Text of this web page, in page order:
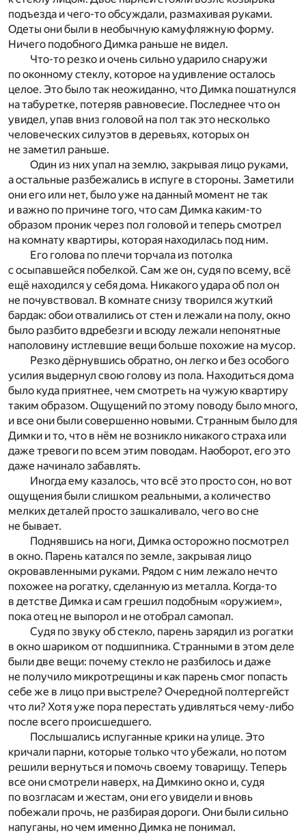
подъезда и чего-то обсуждали, размахивая руками.
Одеты они были в необычную камуфляжную форму.
Ничего подобного Димка раньше не видел.
Что-то резко и очень сильно ударило снаружи
по оконному стеклу, которое на удивление осталось
целое. Это было так неожиданно, что Димка пошатнулся
на табуретке, потеряв равновесие. Последнее что он
увидел, упав вниз головой на пол так это несколько
человеческих силуэтов в деревьях, которых он
не заметил раньше.
Один из них упал на землю, закрывая лицо руками,
а остальные разбежались в испуге в стороны. Заметили
они его или нет, было уже на данный момент не так
и важно по причине того, что сам Димка каким-то
образом проник через пол головой и теперь смотрел
на комнату квартиры, которая находилась под ним.
Его голова по плечи торчала из потолка
с осыпавшейся побелкой. Сам же он, судя по всему, всё
ещё находился у себя дома. Никакого удара об пол он
не почувствовал. В комнате снизу творился жуткий
бардак: обои отвалились от стен и лежали на полу, окно
было разбито вдребезги и всюду лежали непонятные
наполовину истлевшие вещи больше похожие на мусор.
Резко дёрнувшись обратно, он легко и без особого
усилия выдернул свою голову из пола. Находиться дома
было куда приятнее, чем смотреть на чужую квартиру
таким образом. Ощущений по этому поводу было много,
и все они были совершенно новыми. Странным было для
Димки и то, что в нём не возникло никакого страха или
даже тревоги по всем этим поводам. Наоборот, его это
даже начинало забавлять.
Иногда ему казалось, что всё это просто сон, но вот
ощущения были слишком реальными, а количество
мелких деталей просто зашкаливало, чего во сне
не бывает.
Поднявшись на ноги, Димка осторожно посмотрел
в окно. Парень катался по земле, закрывая лицо
окровавленными руками. Рядом с ним лежало нечто
похожее на рогатку, сделанную из металла. Когда-то
в детстве Димка и сам грешил подобным «оружием»,
пока отец не выпорол и не отобрал самопал.
Судя по звуку об стекло, парень зарядил из рогатки
в окно шариком от подшипника. Странными в этом деле
были две вещи: почему стекло не разбилось и даже
не получило микротрещины и как парень смог попасть
себе же в лицо при выстреле? Очередной полтергейст
что ли? Хотя уже пора перестать удивляться чему-либо
после всего происшедшего.
Послышались испуганные крики на улице. Это
кричали парни, которые только что убежали, но потом
решили вернуться и помочь своему товарищу. Теперь
все они смотрели наверх, на Димкино окно и, судя
по возгласам и жестам, они его увидели и вновь
побежали прочь, не разбирая дороги. Они были сильно
напуганы, но чем именно Димка не понимал.